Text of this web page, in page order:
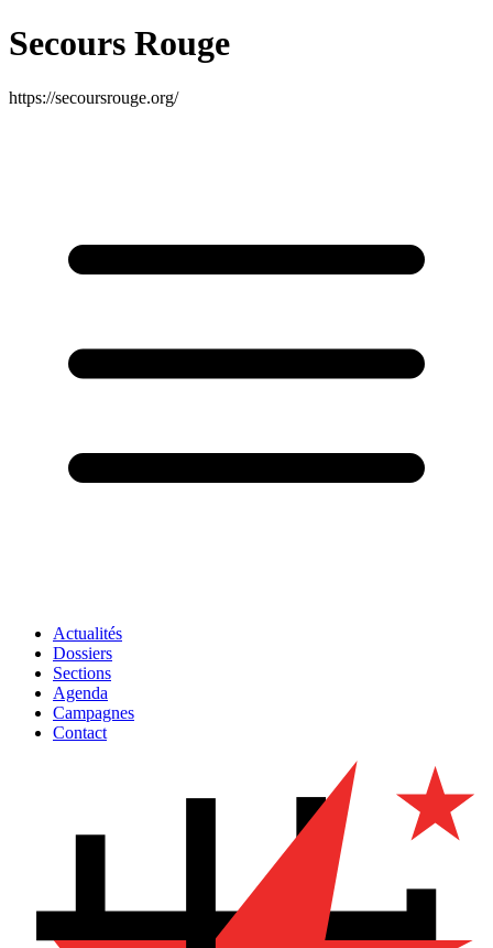
Secours Rouge
https://secoursrouge.org/
Actualités
Dossiers
Sections
Agenda
Campagnes
Contact